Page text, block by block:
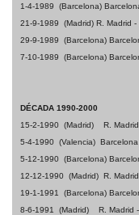
1-4-1989
(Barcelona)
21-9-1989
(Madrid) R. Madrid -
29-9-1989
(Barcelona)
7-10-1989
(Barcelona)
DÉCADA 1990-2000
15-2-1990 (Madrid) R.
5-4-1990 (Valencia)
5-12-1990 (Barcelona)
12-12-1990 (Madrid) R.
19-1-1991
(Barcelona)
8-6-1991
(Madrid) R. Madrid